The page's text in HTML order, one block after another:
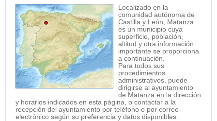
Localizado en la
comunidad autónoma de
Castilla y León, Matanza
es un municipio cuya
superficie, población,
altitud y otra información
importante se proporciona
a continuación.
Para todos sus
procedimientos
administrativos, puede
dirigirse al ayuntamiento
de Matanza en la dirección
y horarios indicados en esta página, o contactar a la
recepción del ayuntamiento por teléfono o por correo
electrónico según su preferencia y datos disponibles.